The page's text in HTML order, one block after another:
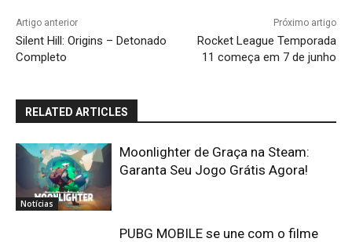
Artigo anterior
Silent Hill: Origins – Detonado
Completo
Próximo artigo
Rocket League Temporada
11 começa em 7 de junho
RELATED ARTICLES
Notícias
Moonlighter de Graça na Steam:
Garanta Seu Jogo Grátis Agora!
PUBG MOBILE se une com o filme